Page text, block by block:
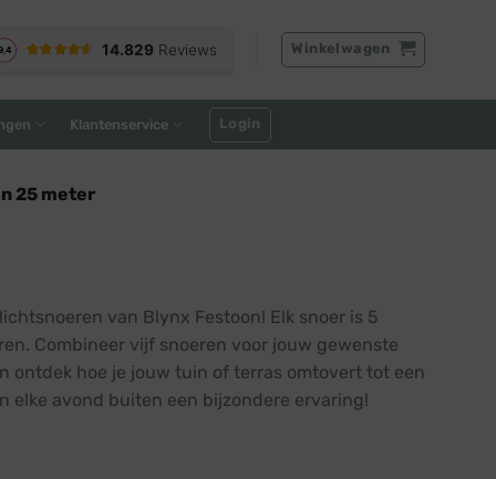
Winkelwagen
Klantenservice Login
25 meter
van Blynx Festoon! Elk snoer is 5
Combineer vijf snoeren voor jouw gewenste
ontdek hoe je jouw tuin of terras omtovert tot een
elke avond buiten een bijzondere ervaring!